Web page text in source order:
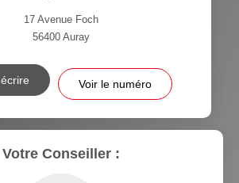
17 Avenue Foch
56400 Auray
Voir le numéro
Votre Conseiller :